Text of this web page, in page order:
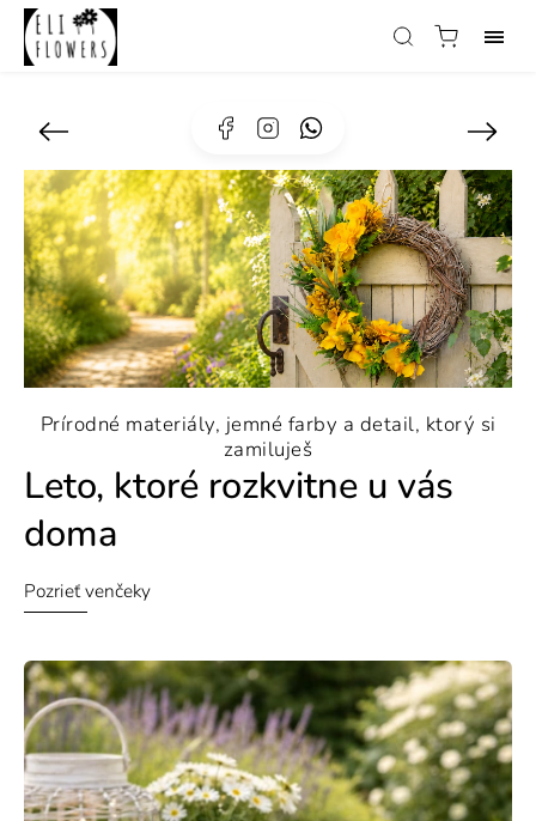
FacebookInstagram
Leto, ktoré rozkvitne u vás
doma
Prírodné materiály, jemné farby a detail, ktorý si
zamiluješ
Pozrieť venčeky